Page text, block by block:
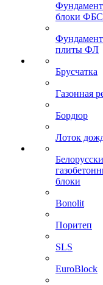
блоки ФБС
плиты ФЛ
Брусчатка
Газонная
Бордюр
Лоток
блоки
Bonolit
Поритеп
SLS
EuroBlock